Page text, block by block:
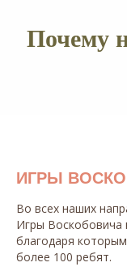
Почему
ИГРЫ
Во всех наших
Игры Воскобовича
благодаря
более 100 ребят.